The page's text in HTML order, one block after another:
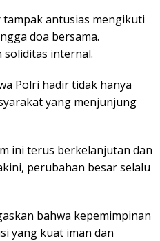
antusias mengikuti
doa bersama.
internal.
Polri hadir tidak hanya
yang menjunjung
ini terus berkelanjutan dan
perubahan besar selalu
bahwa kepemimpinan
yang kuat iman dan